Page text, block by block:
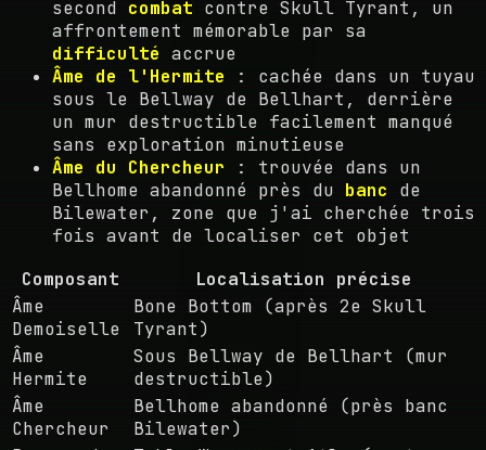
second combat contre Skull Tyrant, un
affrontement mémorable par sa
difficulté accrue
Âme de l'Hermite : cachée dans un tuyau
sous le Bellway de Bellhart, derrière
un mur destructible facilement manqué
sans exploration minutieuse
Âme du Chercheur : trouvée dans un
Bellhome abandonné près du banc de
Bilewater, zone que j'ai cherchée trois
fois avant de localiser cet objet
Composant
Localisation précise
Âme
Demoiselle
Bone Bottom (après 2e Skull
Tyrant)
Âme
Hermite
Sous Bellway de Bellhart (mur
destructible)
Âme
Chercheur
Bellhome abandonné (près banc
Bilewater)